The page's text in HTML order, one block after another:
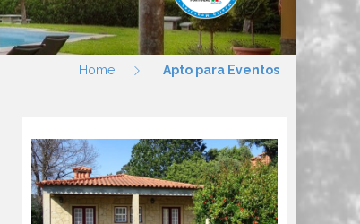
Home Apto para Eventos